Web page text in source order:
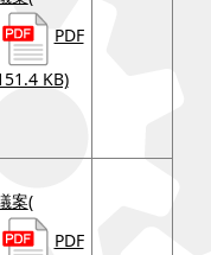
PDF
KB)
案(
PDF